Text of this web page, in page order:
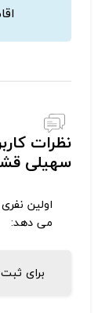
نظرات
سهیلی
اولین
می دهد:
برای